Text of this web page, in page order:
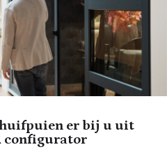
er bij u uit
configurator